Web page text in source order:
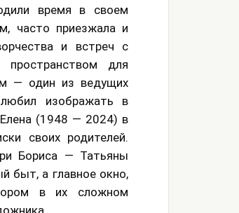
время в своем
часто приезжала и
и встреч с
для
— один из ведущих
изображать в
Елена (1948 — 2024) в
своих родителей.
Бориса — Татьяны
быт, а главное окно,
в их сложном